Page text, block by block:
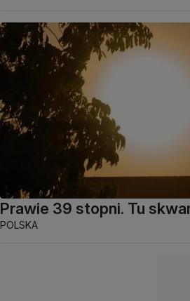
Prawie 39 stopni. Tu
POLSKA